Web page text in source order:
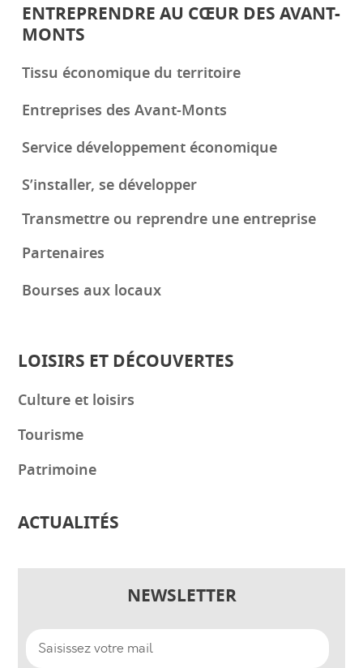
ENTREPRENDRE AU CŒUR DES AVANT-
MONTS
Tissu économique du territoire
Entreprises des Avant-Monts
Service développement économique
S’installer, se développer
Transmettre ou reprendre une entreprise
Partenaires
Bourses aux locaux
LOISIRS ET DÉCOUVERTES
Culture et loisirs
Tourisme
Patrimoine
ACTUALITÉS
NEWSLETTER